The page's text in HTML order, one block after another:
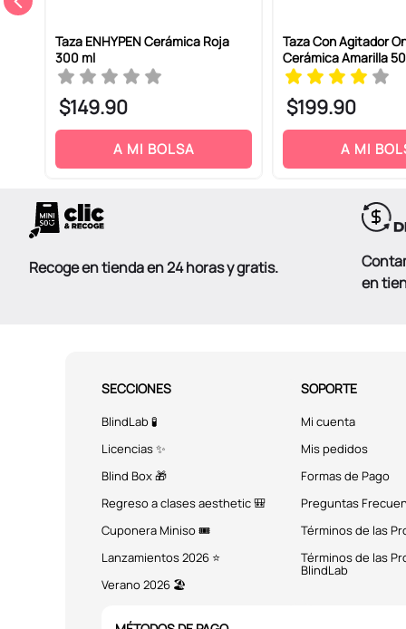
Taza ENHYPEN Cerámica Roja
300 ml
$149.90
A MI BOLSA
Taza Con Agitador
Cerámica Amarilla
$199.90
A MI
Recoge en tienda en 24 horas y gratis.
en
SECCIONES
BlindLab 🧪
Licencias ✨
Blind Box 🎁
Regreso a clases aesthetic 🎒
Cuponera Miniso 🎟️
Lanzamientos 2026 ⭐
Verano 2026 🏖️
SOPORTE
Mi cuenta
Mis pedidos
Formas de Pago
Preguntas
Términos de las
Términos de las
BlindLab